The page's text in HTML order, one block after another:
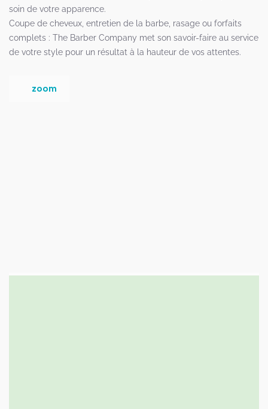
soin de votre apparence.
Coupe de cheveux, entretien de la barbe, rasage ou forfaits
complets : The Barber Company met son savoir-faire au service
de votre style pour un résultat à la hauteur de vos attentes.
zoom